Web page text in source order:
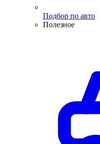
Подбор по авто
Полезное